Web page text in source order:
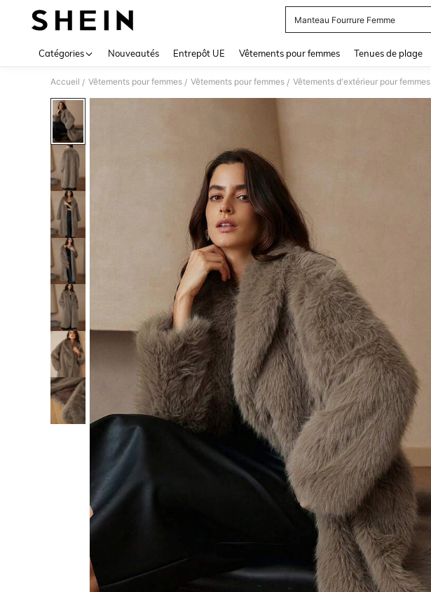
Manteau Fourrure Femme
Catégories Nouveautés Entrepôt UE Vêtements pour femmes Tenues de plage
Accueil / Vêtements pour femmes / Vêtements pour femmes / Vêtements d'extérieur pour femmes